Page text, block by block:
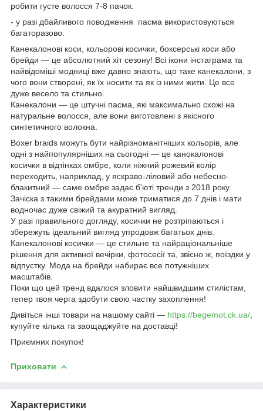
робити густе волосся 7-8 пачок.
- у разі дбайливого поводження пасма використовуються
багаторазово.
Канекалонові коси, кольорові косички, боксерські коси або
брейди — це абсолютний хіт сезону! Всі ікони інстаграма та
найвідоміші модниці вже давно знають, що таке канекалони, з
чого вони створені, як їх носити та як із ними жити. Це все
дуже весело та стильно.
Канекалони — це штучні пасма, які максимально схожі на
натуральне волосся, але вони виготовлені з якісного
синтетичного волокна.
Boxer braids можуть бути найрізноманітніших кольорів, але
одні з найпопулярніших на сьогодні — це канокалонові
косички в відтінках омбре, коли ніжний рожевий колір
переходить, наприклад, у яскраво-ліловий або небесно-
блакитний — саме омбре задає б'юті тренди з 2018 року.
Зачіска з такими брейдами може триматися до 7 днів і мати
водночас дуже свіжий та акуратний вигляд.
У разі правильного догляду, косички не розтріпаються і
збережуть ідеальний вигляд упродовж багатьох днів.
Канекалонові косички — це стильне та найраціональніше
рішення для активної вечірки, фотосесії та, звісно ж, поїздки у
відпустку. Мода на брейди набирає все потужніших
масштабів.
Поки що цей тренд вдалося зловити найшвидшим стилістам,
тепер твоя черга здобути свою частку захоплення!
Дивіться інші товари на нашому сайті — https://begemot.ck.ua/
купуйте кілька та заощаджуйте на доставці!
Приємних покупок!
Приховати
Характеристики